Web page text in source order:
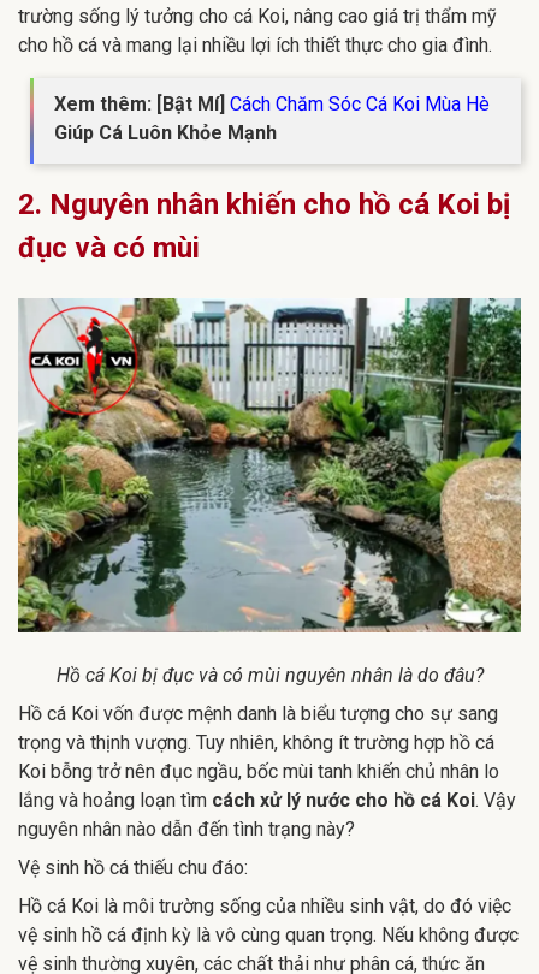
trường sống lý tưởng cho cá Koi, nâng cao giá trị thẩm mỹ
cho hồ cá và mang lại nhiều lợi ích thiết thực cho gia đình.
Xem thêm: [Bật Mí] Cách Chăm Sóc Cá Koi Mùa Hè
Giúp Cá Luôn Khỏe Mạnh
2. Nguyên nhân khiến cho hồ cá Koi bị
đục và có mùi
Hồ cá Koi bị đục và có mùi nguyên nhân là do đâu?
Hồ cá Koi vốn được mệnh danh là biểu tượng cho sự sang
trọng và thịnh vượng. Tuy nhiên, không ít trường hợp hồ cá
Koi bỗng trở nên đục ngầu, bốc mùi tanh khiến chủ nhân lo
lắng và hoảng loạn tìm cách xử lý nước cho hồ cá Koi. Vậy
nguyên nhân nào dẫn đến tình trạng này?
Vệ sinh hồ cá thiếu chu đáo:
Hồ cá Koi là môi trường sống của nhiều sinh vật, do đó việc
vệ sinh hồ cá định kỳ là vô cùng quan trọng. Nếu không được
vệ sinh thường xuyên, các chất thải như phân cá, thức ăn